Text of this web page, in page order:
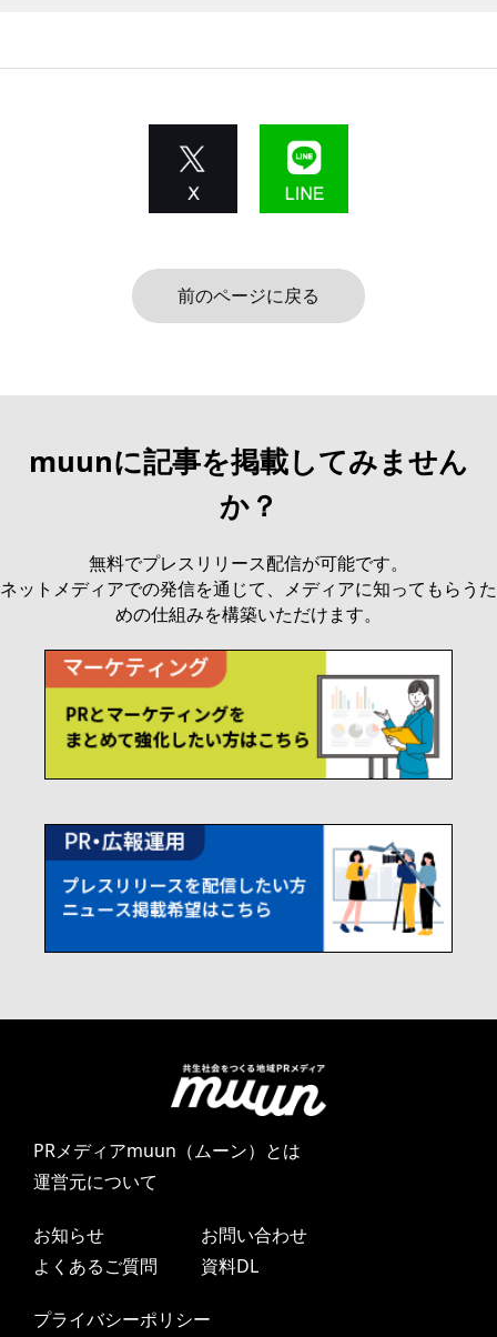
前のページに戻る
muunに記事を掲載してみません
か？
無料でプレスリリース配信が可能です。
ネットメディアでの発信を通じて、メディアに知ってもらうた
めの仕組みを構築いただけます。
PRメディアmuun（ムーン）とは
運営元について
お知らせ
よくあるご質問
お問い合わせ
資料DL
プライバシーポリシー